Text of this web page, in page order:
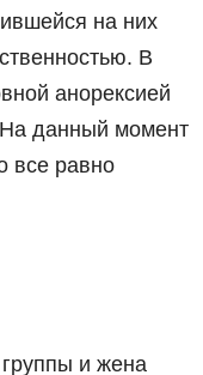
на них
В
анорексией
данный момент
все равно
и жена